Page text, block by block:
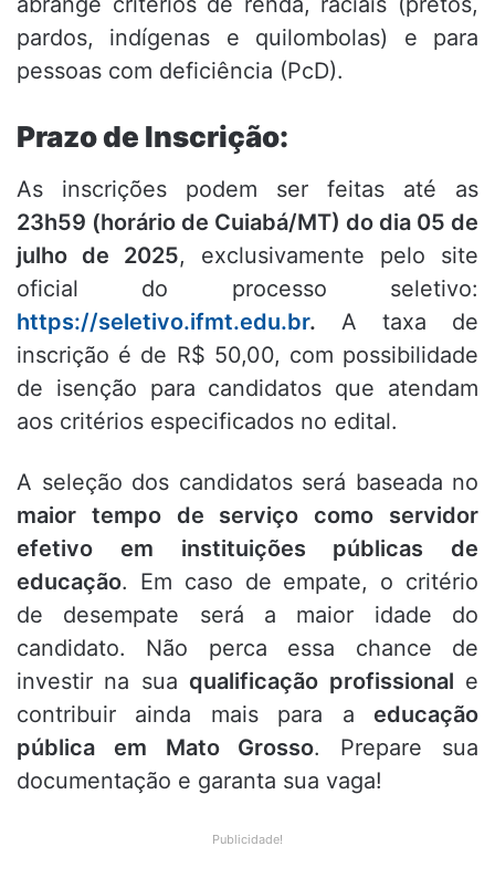
pardos, indígenas e quilombolas) e para
pessoas com deficiência (PcD).
Prazo de Inscrição:
As inscrições podem ser feitas até as
23h59 (horário de Cuiabá/MT) do dia 05 de
julho de 2025, exclusivamente pelo site
oficial do processo seletivo:
https://seletivo.ifmt.edu.br. A taxa de
inscrição é de R$ 50,00, com possibilidade
de isenção para candidatos que atendam
aos critérios especificados no edital.
A seleção dos candidatos será baseada no
maior tempo de serviço como servidor
efetivo em instituições públicas de
educação. Em caso de empate, o critério
de desempate será a maior idade do
candidato. Não perca essa chance de
investir na sua qualificação profissional e
contribuir ainda mais para a educação
pública em Mato Grosso. Prepare sua
documentação e garanta sua vaga!
Publicidade!